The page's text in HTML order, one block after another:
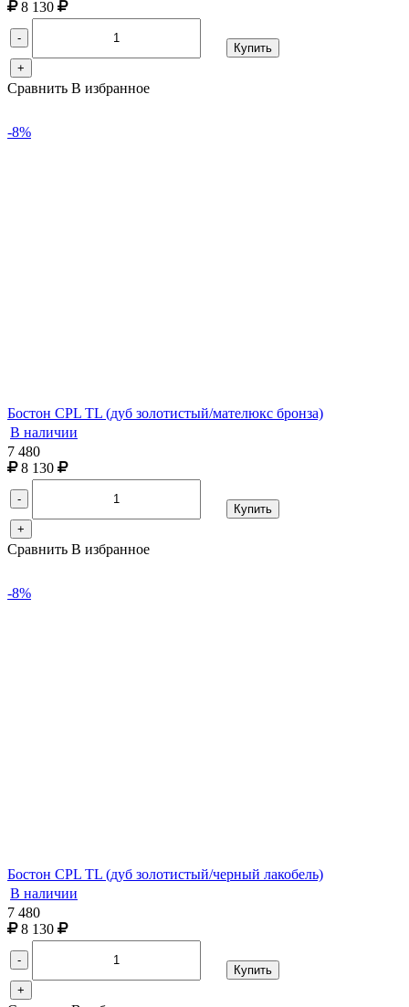
8 130
-
+
Купить
Сравнить В избранное
-8%
Бостон CPL TL (дуб золотистый/мателюкс бронза)
В наличии
7 480
8 130
-
+
Купить
Сравнить В избранное
-8%
Бостон CPL TL (дуб золотистый/черный лакобель)
В наличии
7 480
8 130
-
+
Купить